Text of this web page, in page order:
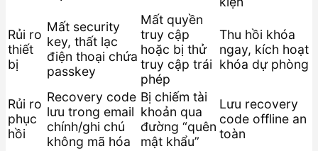
Rủi ro
thiết
bị
Mất security
key, thất lạc
điện thoại chứa
passkey
Mất quyền
truy cập
hoặc bị thử
truy cập trái
phép
Thu hồi khóa
ngay, kích hoạt
khóa dự phòng
Rủi ro
phục
hồi
Recovery code
lưu trong email
chính/ghi chú
không mã hóa
Bị chiếm tài
khoản qua
đường “quên
mật khẩu”
Lưu recovery
code offline an
toàn